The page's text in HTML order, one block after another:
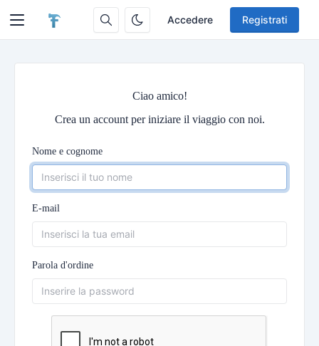
Accedere Registrati
Ciao amico!
Crea un account per iniziare il viaggio con noi.
Nome e cognome
E-mail
Parola d'ordine